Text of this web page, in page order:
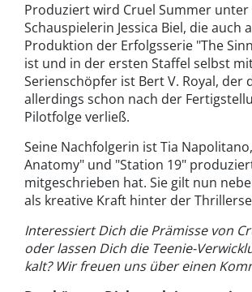
Produziert wird Cruel Summer
Schauspielerin Jessica Biel, die auch
Produktion der Erfolgsserie "The
ist und in der ersten Staffel selbst
Serienschöpfer ist Bert V. Royal, der
allerdings schon nach der
Pilotfolge verließ.
Seine Nachfolgerin ist Tia
Anatomy" und "Station 19"
mitgeschrieben hat. Sie gilt nun
als kreative Kraft hinter der
Interessiert Dich die Prämisse von
oder lassen Dich die Teenie-
kalt? Wir freuen uns über einen